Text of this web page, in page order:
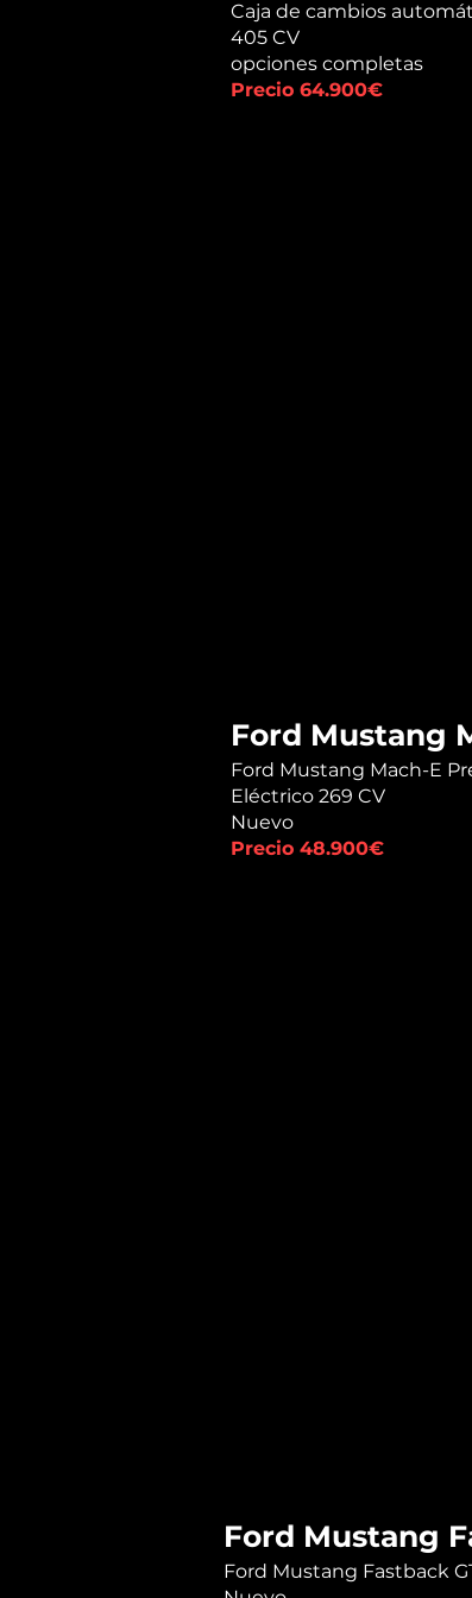
Caja de cambios
405 CV
opciones completas
Precio 64.900€
Ford Mustang
Ford Mustang Mach-E
Eléctrico 269 CV
Nuevo
Precio 48.900€
Ford Mustang
Ford Mustang Fastback